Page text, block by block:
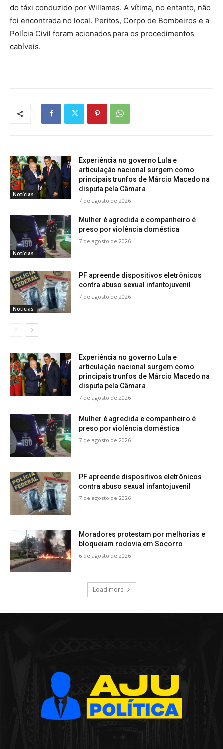
do táxi conduzido por Willames. A vítima, no entanto, não
foi encontrada no local. Peritos, Corpo de Bombeiros e a
Polícia Civil foram acionados para os procedimentos
cabíveis.
Notícias
Experiência no governo Lula e
articulação nacional surgem como
principais trunfos de Márcio Macedo na
disputa pela Câmara
7 de agosto de 2026
Notícias
Mulher é agredida e companheiro é
preso por violência doméstica
7 de agosto de 2026
Notícias
PF apreende dispositivos eletrônicos
contra abuso sexual infantojuvenil
7 de agosto de 2026
Experiência no governo Lula e
articulação nacional surgem como
principais trunfos de Márcio Macedo na
disputa pela Câmara
7 de agosto de 2026
Mulher é agredida e companheiro é
preso por violência doméstica
7 de agosto de 2026
PF apreende dispositivos eletrônicos
contra abuso sexual infantojuvenil
7 de agosto de 2026
Moradores protestam por melhorias e
bloqueiam rodovia em Socorro
6 de agosto de 2026
Load more